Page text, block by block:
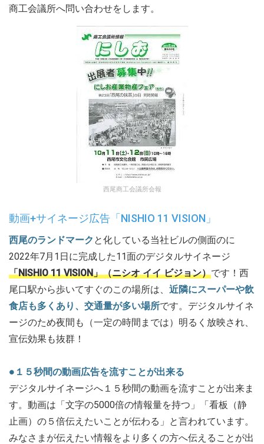
商工会議所へ問い合わせをします。
西尾商工会議所会報
動画+サイネージ広告「NISHIO 11 VISION」
西尾のランドマーク と化している当社ビルの側面のに
2022年7月1日に完成した11面のデジタルサイネージ
「NISHIO 11 VISION」（ニシオ イイ ビジョン）です！西
尾口駅から歩いてすぐのこの場所は、 近隣にスーパーや飲
食店も多くあり、交通量が多い場所です。デジタルサイネ
ージのため夜間も（一定の時間までは）明るく放映され、
宣伝効果も抜群！
●１５秒間の動画広告を流すことが出来る
デジタルサイネージへ１５秒間の動画を流すことが出来ま
す。動画は「文字の5000倍の情報量を持つ」「看板（静
止画）の５倍伝えたいことが伝わる」と言われています。
みなさまが伝えたい情報をより多くの方へ伝えることが出